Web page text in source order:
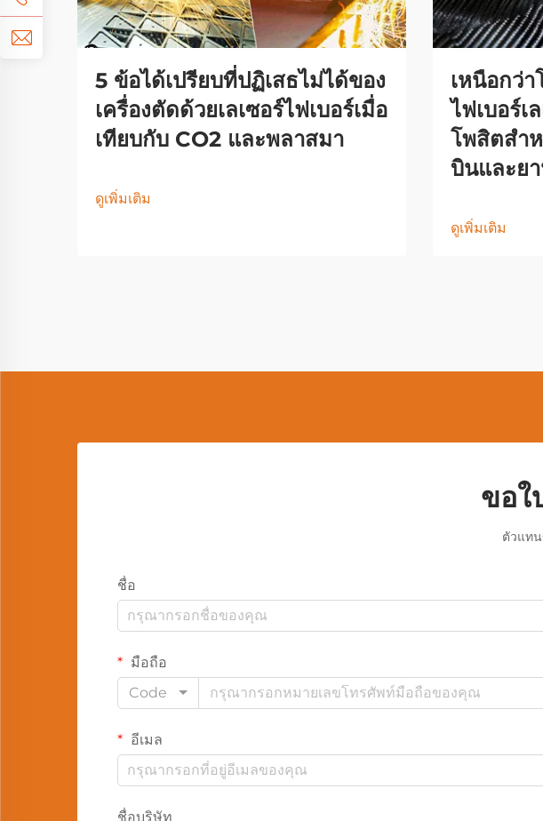
5 ข้อได้เปรียบที่ปฏิเสธไม่ได้ของ
เครื่องตัดด้วยเลเซอร์ไฟเบอร์เมื่อ
เทียบกับ CO2 และพลาสมา
ดูเพิ่มเติม
เหนือกว่
ไฟเบอร์เ
โพสิตสำ
บินและย
ดูเพิ่มเติม
ขอใ
ตัวแท
ชื่อ
มือถือ
Code
อีเมล
ชื่อบริษัท